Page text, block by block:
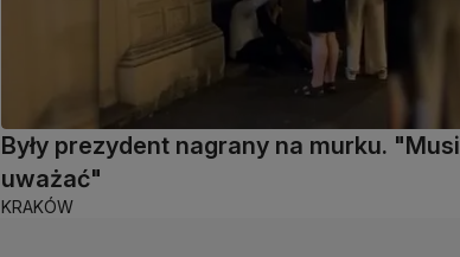
Były prezydent nagrany na murku. "Musi
uważać"
KRAKÓW